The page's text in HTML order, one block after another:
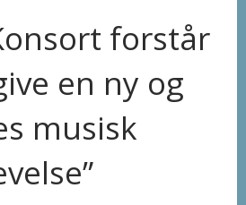
forstår
en ny og
musisk